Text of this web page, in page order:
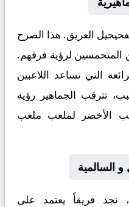
العريق. هذا الصرح
المتحمسين لرؤية فرقهم.
التي تساعد اللاعبين
تترقب الجماهير رؤية
الأخضر لملعب ملعب
السالمية
، نجد فريقاً يعتمد على